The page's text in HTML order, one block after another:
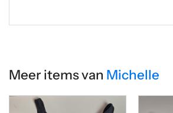
Meer items van Michelle